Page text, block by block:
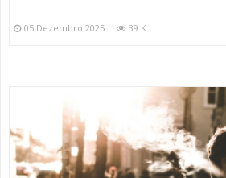
05 Dezembro 2025 39 K